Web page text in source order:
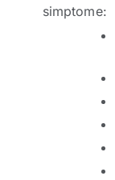
simptome: